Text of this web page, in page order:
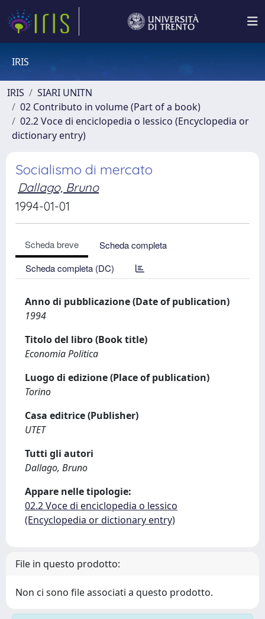
IRIS
IRIS
SIARI UNITN
02 Contributo in volume (Part of a book)
02.2 Voce di enciclopedia o lessico (Encyclopedia or
dictionary entry)
Socialismo di mercato
Dallago, Bruno
1994-01-01
Scheda breve
Scheda completa
Scheda completa (DC)
Anno di pubblicazione (Date of publication)
1994
Titolo del libro (Book title)
Economia Politica
Luogo di edizione (Place of publication)
Torino
Casa editrice (Publisher)
UTET
Tutti gli autori
Dallago, Bruno
Appare nelle tipologie:
02.2 Voce di enciclopedia o lessico
(Encyclopedia or dictionary entry)
File in questo prodotto:
Non ci sono file associati a questo prodotto.